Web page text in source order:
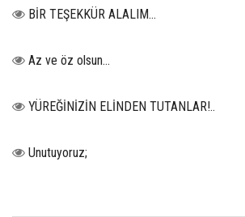
BİR TEŞEKKÜR ALALIM...
Az ve öz olsun…
YÜREĞİNİZİN ELİNDEN TUTANLAR!..
Unutuyoruz;